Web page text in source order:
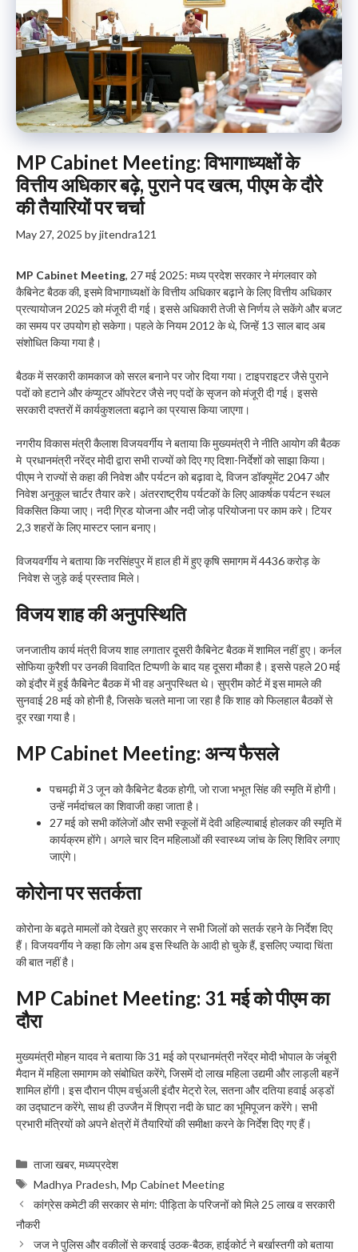
MP Cabinet Meeting: विभागाध्यक्षों के
वित्तीय अधिकार बढ़े, पुराने पद खत्म, पीएम के दौरे
की तैयारियों पर चर्चा
May 27, 2025 byjitendra121
MP Cabinet Meeting, 27 मई 2025: मध्य प्रदेश सरकार ने मंगलवार को
कैबिनेट बैठक की, इसमे विभागाध्यक्षों के वित्तीय अधिकार बढ़ाने के लिए वित्तीय अधिकार
प्रत्यायोजन 2025 को मंजूरी दी गई। इससे अधिकारी तेजी से निर्णय ले सकेंगे और बजट
का समय पर उपयोग हो सकेगा। पहले के नियम 2012 के थे, जिन्हें 13 साल बाद अब
संशोधित किया गया है।
बैठक में सरकारी कामकाज को सरल बनाने पर जोर दिया गया। टाइपराइटर जैसे पुराने
पदों को हटाने और कंप्यूटर ऑपरेटर जैसे नए पदों के सृजन को मंजूरी दी गई। इससे
सरकारी दफ्तरों में कार्यकुशलता बढ़ाने का प्रयास किया जाएगा।
नगरीय विकास मंत्री कैलाश विजयवर्गीय ने बताया कि मुख्यमंत्री ने नीति आयोग की बैठक
मे प्रधानमंत्री नरेंद्र मोदी द्वारा सभी राज्यों को दिए गए दिशा-निर्देशों को साझा किया।
पीएम ने राज्यों से कहा की निवेश और पर्यटन को बढ़ावा दे, विजन डॉक्यूमेंट 2047 और
निवेश अनुकूल चार्टर तैयार करे। अंतरराष्ट्रीय पर्यटकों के लिए आकर्षक पर्यटन स्थल
विकसित किया जाए। नदी ग्रिड योजना और नदी जोड़ परियोजना पर काम करे। टियर
2,3 शहरों के लिए मास्टर प्लान बनाए।
विजयवर्गीय ने बताया कि नरसिंहपुर में हाल ही में हुए कृषि समागम में 4436 करोड़ के
निवेश से जुड़े कई प्रस्ताव मिले।
विजय शाह की अनुपस्थिति
जनजातीय कार्य मंत्री विजय शाह लगातार दूसरी कैबिनेट बैठक में शामिल नहीं हुए। कर्नल
सोफिया कुरैशी पर उनकी विवादित टिप्पणी के बाद यह दूसरा मौका है। इससे पहले 20 मई
को इंदौर में हुई कैबिनेट बैठक में भी वह अनुपस्थित थे। सुप्रीम कोर्ट में इस मामले की
सुनवाई 28 मई को होनी है, जिसके चलते माना जा रहा है कि शाह को फिलहाल बैठकों से
दूर रखा गया है।
MP Cabinet Meeting: अन्य फैसले
पचमढ़ी में 3 जून को कैबिनेट बैठक होगी, जो राजा भभूत सिंह की स्मृति में होगी।
उन्हें नर्मदांचल का शिवाजी कहा जाता है।
27 मई को सभी कॉलेजों और सभी स्कूलों में देवी अहिल्याबाई होलकर की स्मृति में
कार्यक्रम होंगे। अगले चार दिन महिलाओं की स्वास्थ्य जांच के लिए शिविर लगाए
जाएंगे।
कोरोना पर सतर्कता
कोरोना के बढ़ते मामलों को देखते हुए सरकार ने सभी जिलों को सतर्क रहने के निर्देश दिए
हैं। विजयवर्गीय ने कहा कि लोग अब इस स्थिति के आदी हो चुके हैं, इसलिए ज्यादा चिंता
की बात नहीं है।
MP Cabinet Meeting: 31 मई को पीएम का
दौरा
मुख्यमंत्री मोहन यादव ने बताया कि 31 मई को प्रधानमंत्री नरेंद्र मोदी भोपाल के जंबूरी
मैदान में महिला समागम को संबोधित करेंगे, जिसमें दो लाख महिला उद्यमी और लाड़ली बहनें
शामिल होंगी। इस दौरान पीएम वर्चुअली इंदौर मेट्रो रेल, सतना और दतिया हवाई अड्डों
का उद्घाटन करेंगे, साथ ही उज्जैन में शिप्रा नदी के घाट का भूमिपूजन करेंगे। सभी
प्रभारी मंत्रियों को अपने क्षेत्रों में तैयारियों की समीक्षा करने के निर्देश दिए गए हैं।
Categories
ताजा खबर,मध्यप्रदेश
Tags
Madhya Pradesh,Mp Cabinet Meeting
कांग्रेस कमेटी की सरकार से मांग: पीड़िता के परिजनों को मिले 25 लाख व सरकारी
नौकरी
जज ने पुलिस और वकीलों से करवाई उठक-बैठक, हाईकोर्ट ने बर्खास्तगी को बताया